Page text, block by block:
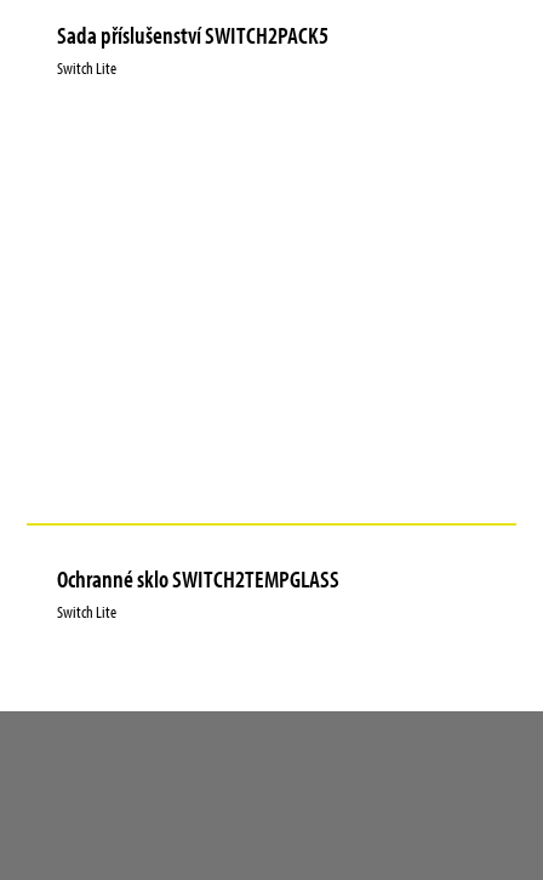
Sada příslušenství SWITCH2PACK5
Switch Lite
Ochranné sklo SWITCH2TEMPGLASS
Switch Lite